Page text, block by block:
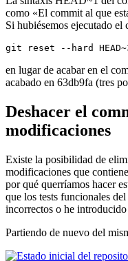
como «El commit al que
Si hubiésemos ejecutado el
git reset --hard
en lugar de acabar en el
acabado en 63db9fa (tres
Deshacer el
modificaciones
Existe la posibilidad de
modificaciones que
por qué querríamos hacer
que los tests funcionales
incorrectos o he
Partiendo de nuevo del